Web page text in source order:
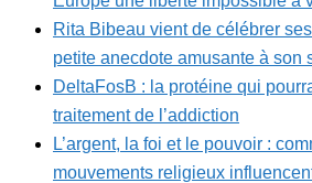
Rita Bibeau vient de célébrer
petite anecdote amusante à son
DeltaFosB : la protéine qui
traitement de l’addiction
L’argent, la foi et le pouvoir :
mouvements religieux